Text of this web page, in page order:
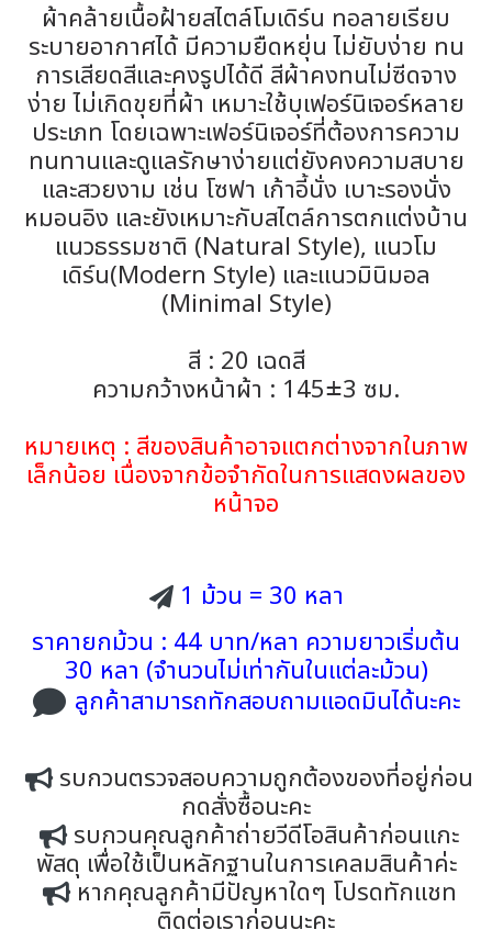
ผ้าคล้ายเนื้อฝ้ายสไตล์โมเดิร์น ทอลายเรียบ
ระบายอากาศได้ มีความยืดหยุ่น ไม่ยับง่าย ทน
การเสียดสีและคงรูปได้ดี สีผ้าคงทนไม่ซีดจาง
ง่าย ไม่เกิดขุยที่ผ้า เหมาะใช้บุเฟอร์นิเจอร์หลาย
ประเภท โดยเฉพาะเฟอร์นิเจอร์ที่ต้องการความ
ทนทานและดูแลรักษาง่ายแต่ยังคงความสบาย
และสวยงาม เช่น โซฟา เก้าอี้นั่ง เบาะรองนั่ง
หมอนอิง และยังเหมาะกับสไตล์การตกแต่งบ้าน
แนวธรรมชาติ (Natural Style), แนวโม
เดิร์น(Modern Style) และแนวมินิมอล
(Minimal Style)
สี : 20 เฉดสี
ความกว้างหน้าผ้า : 145±3 ซม.
หมายเหตุ : สีของสินค้าอาจแตกต่างจากในภาพ
เล็กน้อย เนื่องจากข้อจำกัดในการแสดงผลของ
หน้าจอ
1 ม้วน = 30 หลา
ราคายกม้วน : 44 บาท/หลา ความยาวเริ่มต้น
30 หลา (จำนวนไม่เท่ากันในแต่ละม้วน)
ลูกค้าสามารถทักสอบถามแอดมินได้นะคะ
รบกวนตรวจสอบความถูกต้องของที่อยู่ก่อน
กดสั่งซื้อนะคะ
รบกวนคุณลูกค้าถ่ายวีดีโอสินค้าก่อนแกะ
พัสดุ เพื่อใช้เป็นหลักฐานในการเคลมสินค้าค่ะ
หากคุณลูกค้ามีปัญหาใดๆ โปรดทักแชท
ติดต่อเราก่อนนะคะ